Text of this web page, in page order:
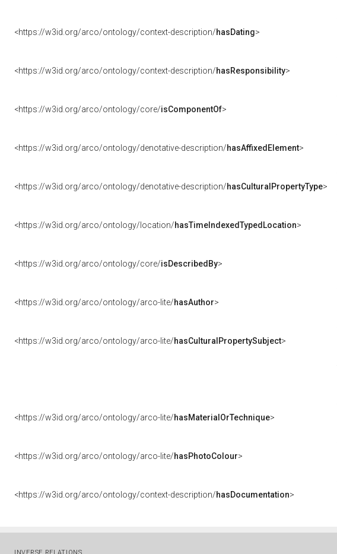
<https://w3id.org/arco/ontology/context-description/hasDating>
<https://w3id.org/arco/ontology/context-description/hasResponsibility>
<https://w3id.org/arco/ontology/core/isComponentOf>
<https://w3id.org/arco/ontology/denotative-description/hasAffixedElement>
<https://w3id.org/arco/ontology/denotative-description/hasCulturalPropertyType>
<https://w3id.org/arco/ontology/location/hasTimeIndexedTypedLocation>
<https://w3id.org/arco/ontology/core/isDescribedBy>
<https://w3id.org/arco/ontology/arco-lite/hasAuthor>
<https://w3id.org/arco/ontology/arco-lite/hasCulturalPropertySubject>
<https://w3id.org/arco/ontology/arco-lite/hasMaterialOrTechnique>
<https://w3id.org/arco/ontology/arco-lite/hasPhotoColour>
<https://w3id.org/arco/ontology/context-description/hasDocumentation>